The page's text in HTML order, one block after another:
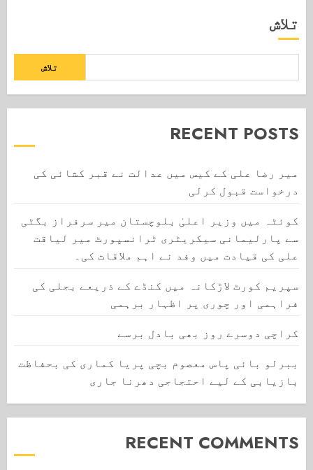
تلاش
تلاش
RECENT POSTS
میر رضا علی کے کیس میں عدالت نے قبر کشائی کی
درخواست قبول کرلی
کوئٹہ میں وزیر اعلیٰ بلوچستان میر سرفراز بگٹی
سے پارلیمانی سیکریٹری ٹرانسپورٹ میر لیاقت
علی کی قیادت میں وفد نے اہم ملاقات کی۔
سپریم کورٹ لاڑکانہ میں کنڈے کے ذریعے بجلی کی
فراہمی اور چوری پر اظہار برہمی
کراچی دوسرے روز بھی بادل برسے
ببرلو بائی پاس معصوم بچی پریا کماری کی بحفاظت
بازیابی کے لیے احتجاجی دھرنا جاری
RECENT COMMENTS